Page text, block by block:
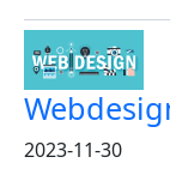
2023-11-30